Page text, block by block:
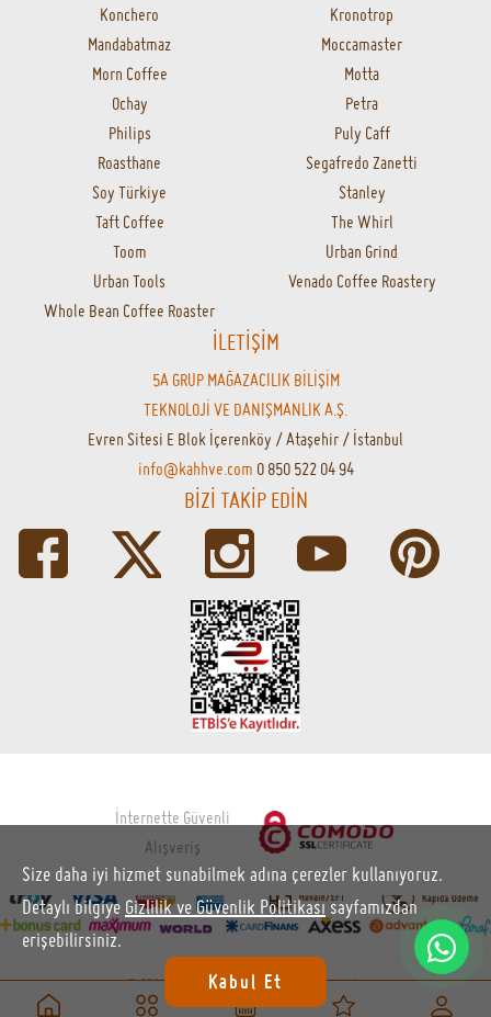
Konchero
Kronotrop
Mandabatmaz
Moccamaster
Morn Coffee
Motta
Ochay
Petra
Philips
Puly Caff
Roasthane
Segafredo Zanetti
Soy Türkiye
Stanley
Taft Coffee
The Whirl
Toom
Urban Grind
Urban Tools
Venado Coffee Roastery
Whole Bean Coffee Roaster
İLETİŞİM
5A GRUP MAĞAZACILIK BİLİŞİM
TEKNOLOJİ VE DANIŞMANLIK A.Ş.
Evren Sitesi E Blok İçerenköy / Ataşehir / İstanbul
info@kahhve.com 0 850 522 04 94
BİZİ TAKİP EDİN
İnternette Güvenli
Alışveriş
© 2014 - 2026 kahhve.com Tüm hakları saklıdır.
Çağrı Merkezi: 0 (850) 522 04 94-info@kahhve.com
Size daha iyi hizmet sunabilmek adına çerezler kullanıyoruz.
Detaylı bilgiye Gizlilik ve Güvenlik Politikasısayfamızdan
erişebilirsiniz.
Kabul Et